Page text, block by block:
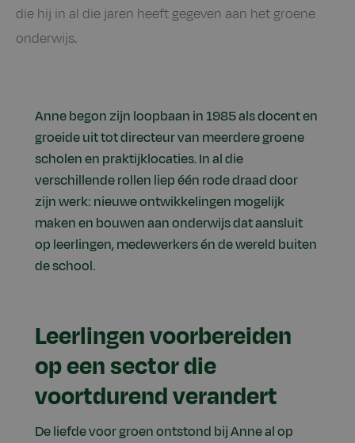
die hij in al die jaren heeft gegeven aan het groene
onderwijs.
Anne begon zijn loopbaan in 1985 als docent en
groeide uit tot directeur van meerdere groene
scholen en praktijklocaties. In al die
verschillende rollen liep één rode draad door
zijn werk: nieuwe ontwikkelingen mogelijk
maken en bouwen aan onderwijs dat aansluit
op leerlingen, medewerkers én de wereld buiten
de school.
Leerlingen voorbereiden
op een sector die
voortdurend verandert
De liefde voor groen ontstond bij Anne al op